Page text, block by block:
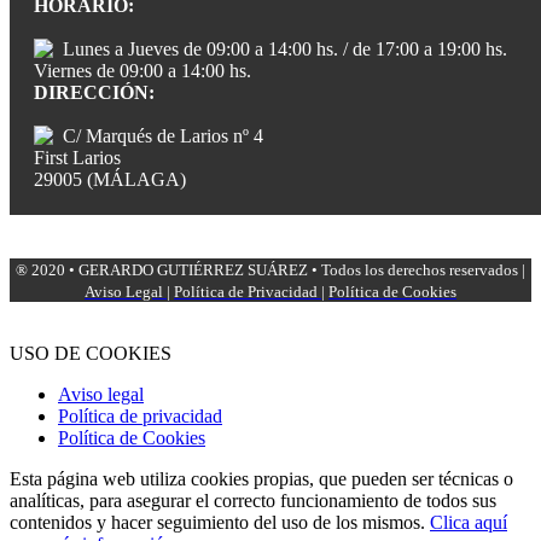
HORARIO:
Lunes a Jueves de 09:00 a 14:00 hs. / de 17:00 a 19:00 hs.
Viernes de 09:00 a 14:00 hs.
DIRECCIÓN:
C/ Marqués de Larios nº 4
First Larios
29005 (MÁLAGA)
® 2020 • GERARDO GUTIÉRREZ SUÁREZ • Todos los derechos reservados |
Aviso Legal | Política de Privacidad | Política de Cookies
USO DE COOKIES
Aviso legal
Política de privacidad
Política de Cookies
Esta página web utiliza cookies propias, que pueden ser técnicas o
analíticas, para asegurar el correcto funcionamiento de todos sus
contenidos y hacer seguimiento del uso de los mismos. Clica aquí